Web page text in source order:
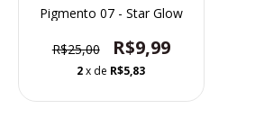
Pigmento 07 - Star Glow
R$25,00 R$9,99
2x de R$5,83